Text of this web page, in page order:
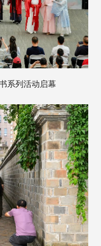
系列活动启幕